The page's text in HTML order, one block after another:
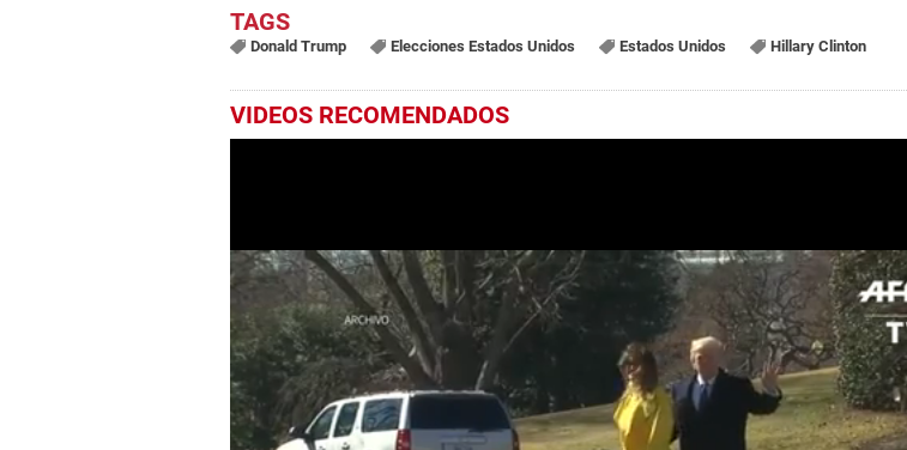
Donald Trump Elecciones Estados Unidos Estados Unidos Hillary Clinton
VIDEOS RECOMENDADOS